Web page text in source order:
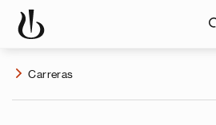
Carreras